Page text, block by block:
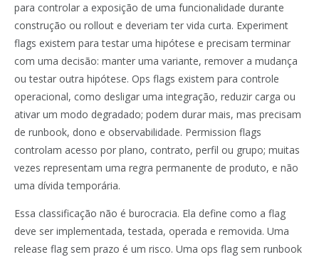
para controlar a exposição de uma funcionalidade durante
construção ou rollout e deveriam ter vida curta. Experiment
flags existem para testar uma hipótese e precisam terminar
com uma decisão: manter uma variante, remover a mudança
ou testar outra hipótese. Ops flags existem para controle
operacional, como desligar uma integração, reduzir carga ou
ativar um modo degradado; podem durar mais, mas precisam
de runbook, dono e observabilidade. Permission flags
controlam acesso por plano, contrato, perfil ou grupo; muitas
vezes representam uma regra permanente de produto, e não
uma dívida temporária.
Essa classificação não é burocracia. Ela define como a flag
deve ser implementada, testada, operada e removida. Uma
release flag sem prazo é um risco. Uma ops flag sem runbook